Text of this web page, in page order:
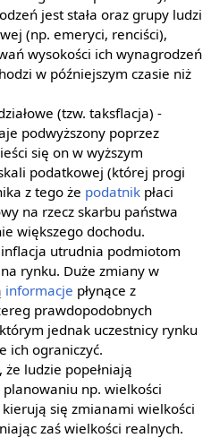
jest stała oraz grupy ludzi
(np. emeryci, renciści),
wysokości ich wynagrodzeń
w późniejszym czasie niż
(tzw. taksflacja) -
podwyższony poprzez
się on w wyższym
podatkowej (której progi
z tego że podatnik płaci
na rzecz skarbu państwa
większego dochodu.
utrudnia podmiotom
rynku. Duże zmiany w
informacje płynące z
prawdopodobnych
jednak uczestnicy rynku
ich ograniczyć.
że ludzie popełniają
planowaniu np. wielkości
kierują się zmianami wielkości
zaś wielkości realnych.